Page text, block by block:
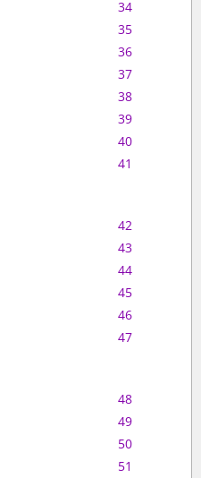
34
35
36
37
38
39
40
41
42
43
44
45
46
47
48
49
50
51